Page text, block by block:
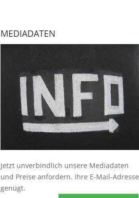
MEDIADATEN
Jetzt unverbindlich unsere Mediadaten
und Preise anfordern. Ihre E-Mail-Adresse
genügt.